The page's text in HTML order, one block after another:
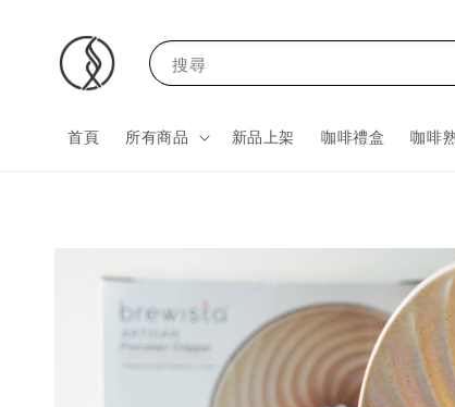
搜尋
首頁 所有商品 新品上架 咖啡禮盒 咖啡